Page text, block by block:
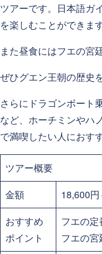
ツアーです。日本語ガ
を楽しむことができます
また昼食にはフエの宮
ぜひグエン王朝の歴史
さらにドラゴンボート
など、ホーチミンやハ
で満喫したい人におす
ツアー概要
金額
18,600円
おすすめ
ポイント
フエの定
フエの